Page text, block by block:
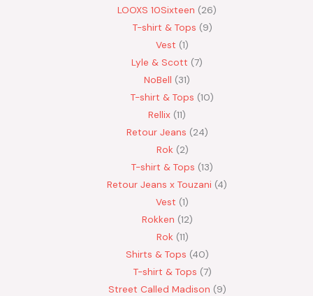
LOOXS 10Sixteen
26
T-shirt & Tops 9
Vest 1
Lyle & Scott 7
NoBell
31
T-shirt & Tops 10
Rellix 11
Retour Jeans 24
Rok 2
T-shirt & Tops 13
Retour Jeans x Touzani 4
Vest 1
Rokken 12
Rok 11
Shirts & Tops 40
T-shirt & Tops 7
Street Called Madison 9